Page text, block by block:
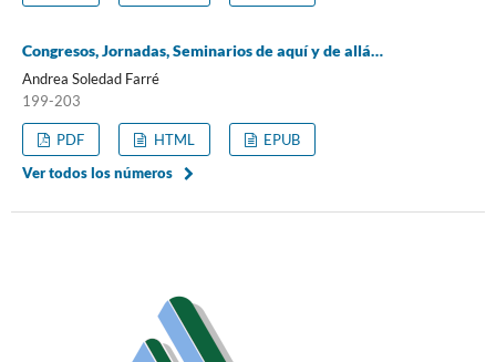
Congresos, Jornadas, Seminarios de aquí y de allá…
Andrea Soledad Farré
199-203
PDF HTML
EPUB
Ver todos los números